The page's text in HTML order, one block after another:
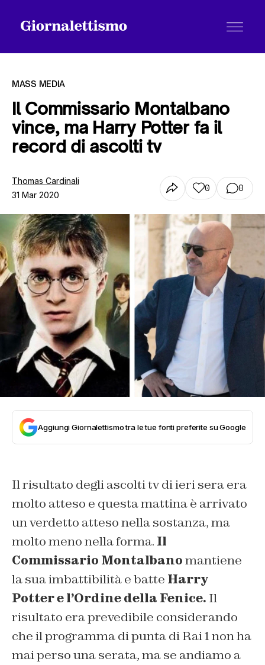
Tutti gli articoli
Chi siamo
Contatti
MASS MEDIA
Il Commissario Montalbano
vince, ma Harry Potter fa il
record di ascolti tv
Thomas Cardinali
31 Mar 2020
0 0
Aggiungi Giornalettismo tra le tue fonti preferite su Google
Il risultato degli ascolti tv di ieri sera era
molto atteso e questa mattina è arrivato
un verdetto atteso nella sostanza, ma
molto meno nella forma. Il
Commissario Montalbanomantiene
la sua imbattibilità e batte Harry
Potter e l’Ordine della Fenice. Il
risultato era prevedibile considerando
che il programma di punta di Rai 1 non ha
mai perso una serata, ma se andiamo a